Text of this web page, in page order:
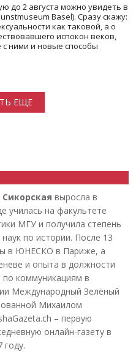
до 2 августа можно увидеть в
Basel). Сразу скажу:
как таковой, а о
испокон веков,
с ними и новые способы
ЕЩЕ
выросла в
училась на факультете
МГУ и получила степень
по истории. После 13
в ЮНЕСКО в Париже, а
и опыта в должности
по коммуникациям в
Международный Зелёный
Михаилом
– первую
онлайн-газету в